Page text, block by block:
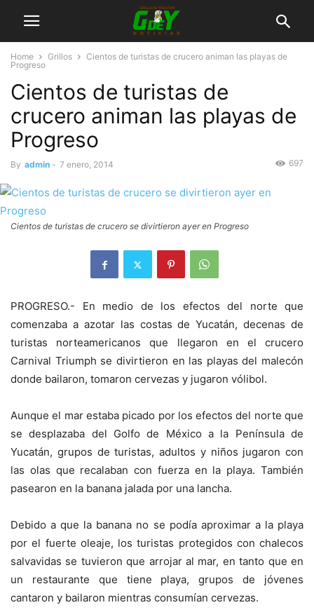
Home Grillos
Cientos de turistas de crucero animan las playas de
Progreso
Cientos de turistas de
crucero animan las playas de
Progreso
By admin - 7 enero, 2014 697
Cientos de turistas de crucero se divirtieron ayer en Progreso
PROGRESO.- En medio de los efectos del norte que
comenzaba a azotar las costas de Yucatán, decenas de
turistas norteamericanos que llegaron en el crucero
Carnival Triumph se divirtieron en las playas del malecón
donde bailaron, tomaron cervezas y jugaron vólibol.
Aunque el mar estaba picado por los efectos del norte que
se desplazaba del Golfo de México a la Península de
Yucatán, grupos de turistas, adultos y niños jugaron con
las olas que recalaban con fuerza en la playa. También
pasearon en la banana jalada por una lancha.
Debido a que la banana no se podía aproximar a la playa
por el fuerte oleaje, los turistas protegidos con chalecos
salvavidas se tuvieron que arrojar al mar, en tanto que en
un restaurante que tiene playa, grupos de jóvenes
cantaron y bailaron mientras consumían cervezas.